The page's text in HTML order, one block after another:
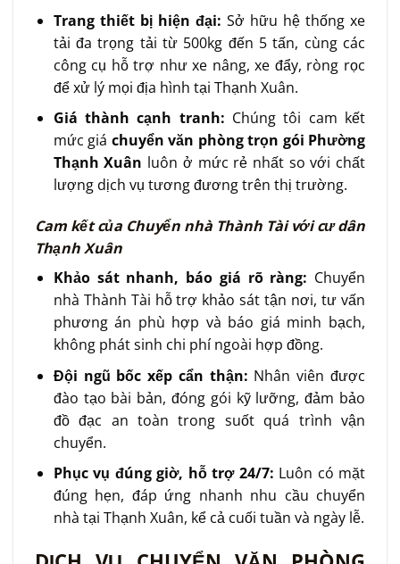
Trang thiết bị hiện đại: Sở hữu hệ thống xe
tải đa trọng tải từ 500kg đến 5 tấn, cùng các
công cụ hỗ trợ như xe nâng, xe đẩy, ròng rọc
để xử lý mọi địa hình tại Thạnh Xuân.
Giá thành cạnh tranh: Chúng tôi cam kết
mức giá chuyển văn phòng trọn gói Phường
Thạnh Xuân luôn ở mức rẻ nhất so với chất
lượng dịch vụ tương đương trên thị trường.
Cam kết của Chuyển nhà Thành Tài với cư dân
Thạnh Xuân
Khảo sát nhanh, báo giá rõ ràng: Chuyển
nhà Thành Tài hỗ trợ khảo sát tận nơi, tư vấn
phương án phù hợp và báo giá minh bạch,
không phát sinh chi phí ngoài hợp đồng.
Đội ngũ bốc xếp cẩn thận: Nhân viên được
đào tạo bài bản, đóng gói kỹ lưỡng, đảm bảo
đồ đạc an toàn trong suốt quá trình vận
chuyển.
Phục vụ đúng giờ, hỗ trợ 24/7: Luôn có mặt
đúng hẹn, đáp ứng nhanh nhu cầu chuyển
nhà tại Thạnh Xuân, kể cả cuối tuần và ngày lễ.